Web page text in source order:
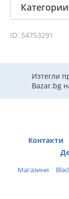
Категории
ID: 54753291
Изтегли
Bazar.bg
Контакти
Магазини